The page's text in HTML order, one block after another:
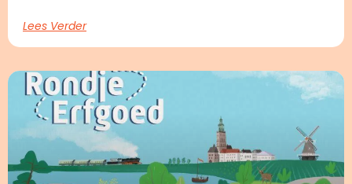
Lees Verder